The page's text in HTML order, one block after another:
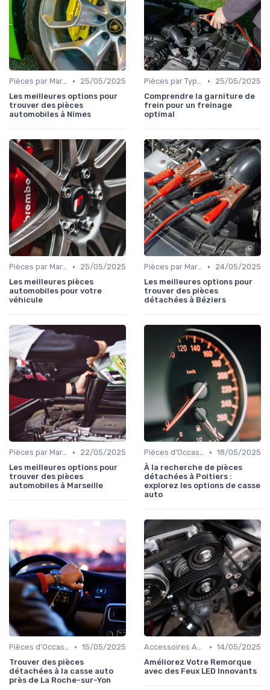
Pièces par Marque de Voiture •
25/05/2025
Les meilleures options pour
trouver des pièces
automobiles à Nîmes
Pièces par Type (Freins, Moteur, etc.) •
25/05/2025
Comprendre la garniture de
frein pour un freinage
optimal
Pièces par Marque de Voiture •
25/05/2025
Les meilleures pièces
automobiles pour votre
véhicule
Pièces par Marque de Voiture •
24/05/2025
Les meilleures options pour
trouver des pièces
détachées à Béziers
Pièces par Marque de Voiture •
22/05/2025
Les meilleures options pour
trouver des pièces
automobiles à Marseille
Pièces d'Occasion et Reconditionnées • 18/05/2025
À la recherche de pièces
détachées à Poitiers :
explorez les options de casse
auto
Pièces d'Occasion et Reconditionnées • 15/05/2025
Trouver des pièces
détachées à la casse auto
près de La Roche-sur-Yon
Accessoires Auto • 14/05/2025
Améliorez Votre Remorque
avec des Feux LED Innovants